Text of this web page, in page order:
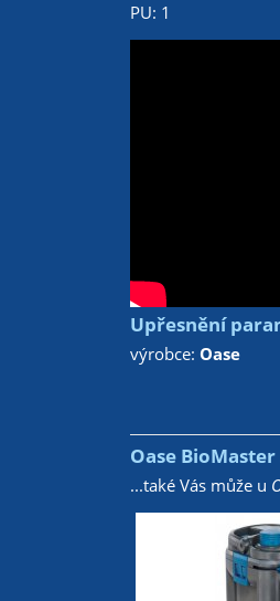
PU: 1
Upřesnění
výrobce: Oase
Oase
...také Vás může u